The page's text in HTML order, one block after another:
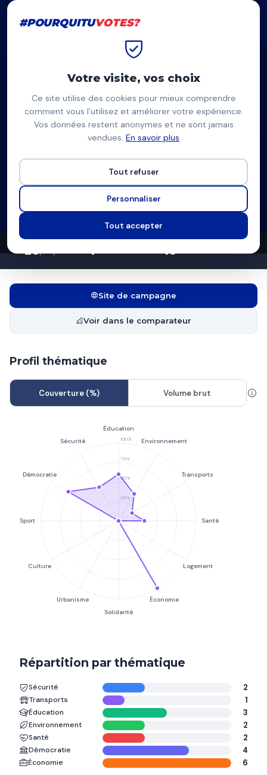
#POURQUITUVOTES?
RG
Romain Gentil
Grenoble
Liste divers gauche
20 7 10
Site de campagne
Voir dans le comparateur
Profil thématique
Couverture (%) Volume brut
Répartition par thématique
Sécurité 2
Transports 1
Éducation 3
Environnement 2
Santé 2
Démocratie 4
Économie 6
#POURQUITUVOTES?
Votre visite, vos choix
Ce site utilise des cookies pour mieux comprendre
comment vous l’utilisez et améliorer votre expérience.
Vos données restent anonymes et ne sont jamais
vendues. En savoir plus
Tout refuser
Personnaliser
Tout accepter